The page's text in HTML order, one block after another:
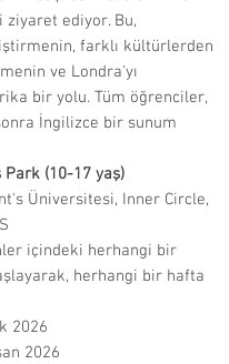
ediyor. Bu,
farklı kültürlerden
ve Londra'yı
bir yolu. Tüm öğrenciler,
İngilizce bir sunum
Park (10-17 yaş)
Üniversitesi, Inner Circle,
içindeki herhangi bir
herhangi bir hafta
2026
2026